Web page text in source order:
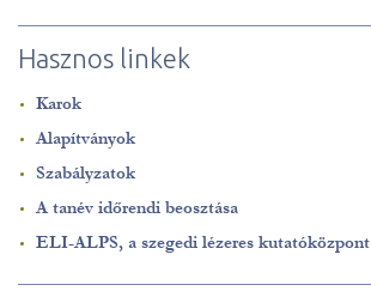
Hasznos linkek
Karok
Alapítványok
Szabályzatok
A tanév időrendi beosztása
ELI-ALPS, a szegedi lézeres kutatóközpont